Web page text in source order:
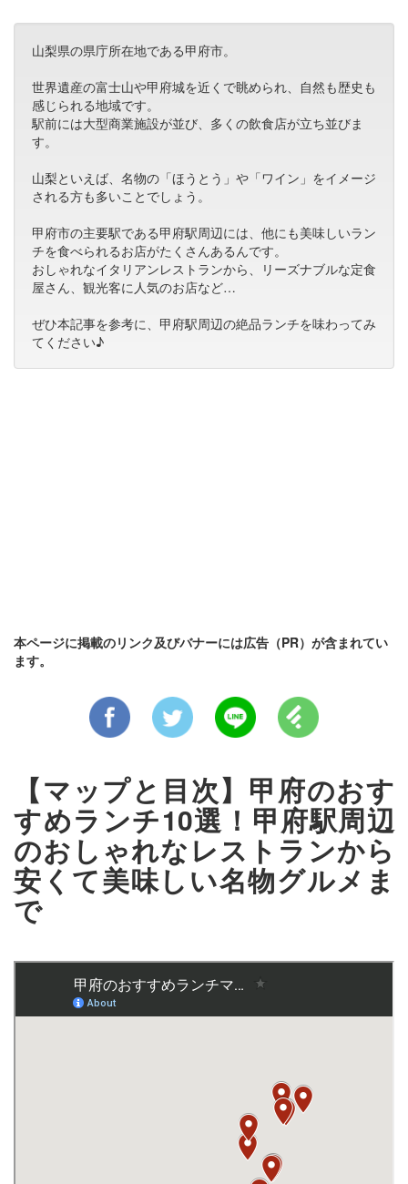
山梨県の県庁所在地である甲府市。
世界遺産の富士山や甲府城を近くで眺められ、自然も歴史も
感じられる地域です。
駅前には大型商業施設が並び、多くの飲食店が立ち並びま
す。
山梨といえば、名物の「ほうとう」や「ワイン」をイメージ
される方も多いことでしょう。
甲府市の主要駅である甲府駅周辺には、他にも美味しいラン
チを食べられるお店がたくさんあるんです。
おしゃれなイタリアンレストランから、リーズナブルな定食
屋さん、観光客に人気のお店など…
ぜひ本記事を参考に、甲府駅周辺の絶品ランチを味わってみ
てください♪
本ページに掲載のリンク及びバナーには広告（PR）が含まれてい
ます。
【マップと目次】甲府のおす
すめランチ10選！甲府駅周辺
のおしゃれなレストランから
安くて美味しい名物グルメま
で